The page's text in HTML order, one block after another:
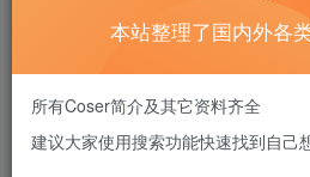
yuuhui玉汇身着浅蓝白骑
行于绿植与工业建筑之间。她将原
本站整理了国内外各
所有Coser简介及其它资料齐全
建议大家使用搜索功能快速找到自己